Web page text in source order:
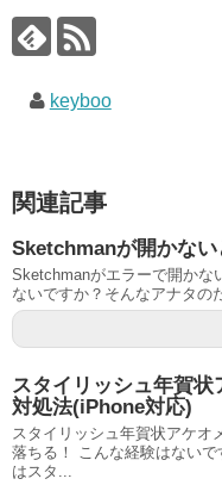
keyboo
関連記事
Sketchmanが開かな
Sketchmanがエラーで開かな
ないですか？そんなアナタの
スタイリッシュ年賀
対処法(iPhone対応)
スタイリッシュ年賀状アケオ
落ちる！ こんな経験はない
はスタ...